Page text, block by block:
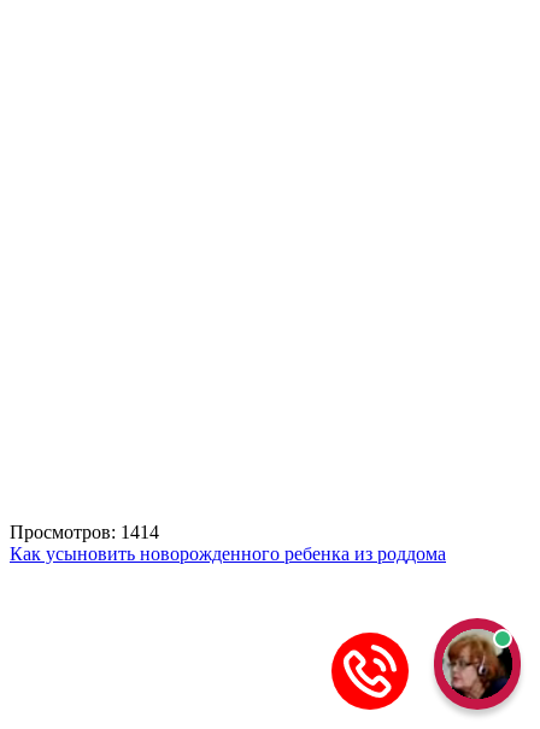
Просмотров: 1414
Как усыновить новорожденного ребенка из роддома